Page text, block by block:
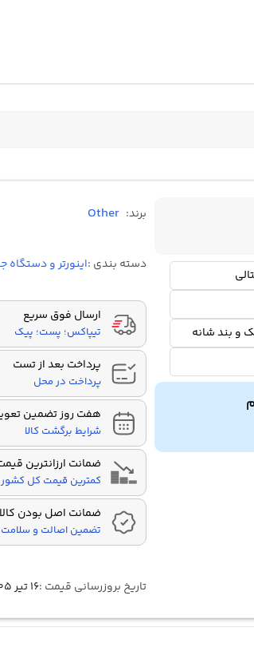
و بند شانه
برند: Other
دسته بندی :اینورتر و
ارسال فوق سریع
تیپاکس؛ پست؛ پیک
پرداخت بعد از تست
پرداخت در محل
هفت روز تضمین
شرایط برگشت کالا
ضمانت ارزانترین
کمترین قیمت کل کشور
ضمانت اصل بودن کالا
تضمین اصالت و سلامت
تاریخ بروزرسانی قیمت :۱۶ تیر ۱۴۰۵